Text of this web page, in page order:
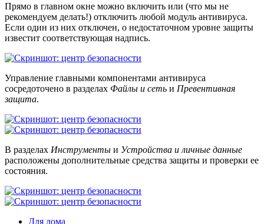
Прямо в главном окне можно включить или (что мы не
рекомендуем делать!) отключить любой модуль антивируса.
Если один из них отключен, о недостаточном уровне защиты
известит соответствующая надпись.
Управление главными компонентами антивируса
сосредоточено в разделах Файлы и сеть и Превентивная
защита.
В разделах Инструменты и Устройства и личные данные
расположены дополнительные средства защиты и проверки ее
состояния.
Для дома